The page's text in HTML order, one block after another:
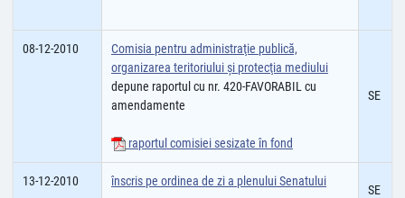
08-12-2010
Comisia pentru administraţie publică,
organizarea teritoriului şi protecţia mediului
depune raportul cu nr. 420-FAVORABIL cu
amendamente
raportul comisiei sesizate în fond
SE
13-12-2010 înscris pe ordinea de zi a plenului Senatului
SE